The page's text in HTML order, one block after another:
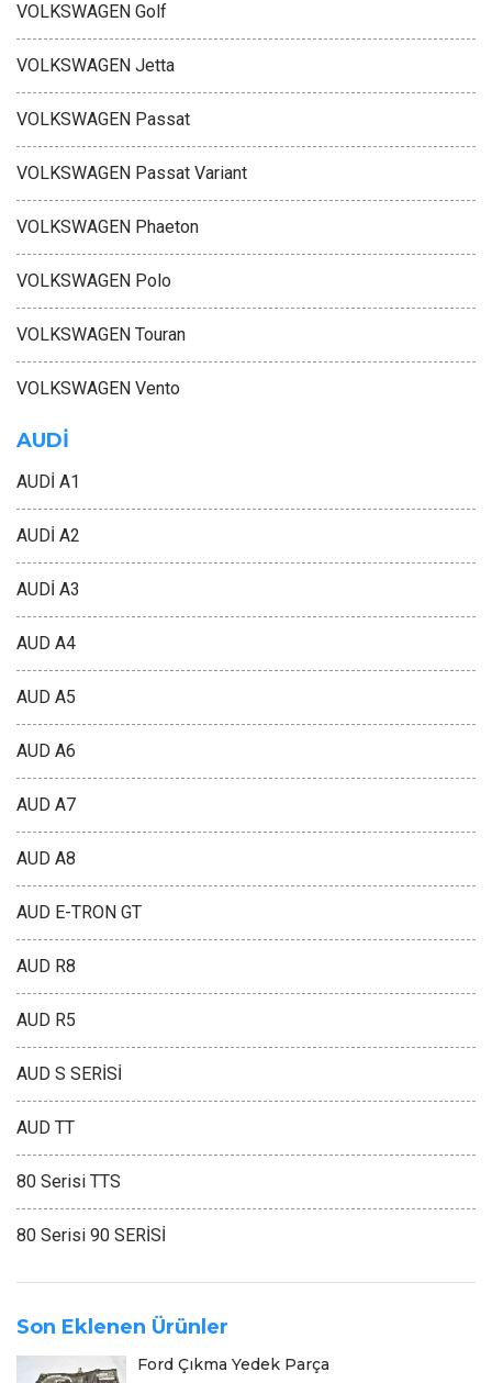
VOLKSWAGEN Golf
VOLKSWAGEN Jetta
VOLKSWAGEN Passat
VOLKSWAGEN Passat Variant
VOLKSWAGEN Phaeton
VOLKSWAGEN Polo
VOLKSWAGEN Touran
VOLKSWAGEN Vento
AUDİ
AUDİ A1
AUDİ A2
AUDİ A3
AUD A4
AUD A5
AUD A6
AUD A7
AUD A8
AUD E-TRON GT
AUD R8
AUD R5
AUD S SERİSİ
AUD TT
80 Serisi TTS
80 Serisi 90 SERİSİ
Son Eklenen Ürünler
Ford Çıkma Yedek Parça